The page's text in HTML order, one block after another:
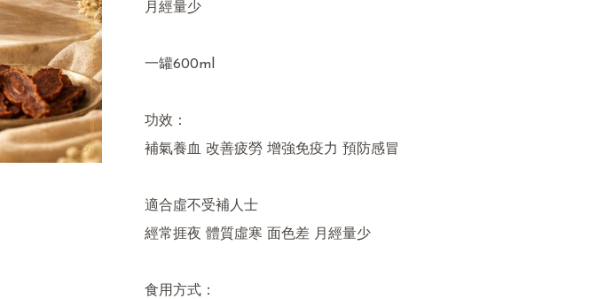
月經量少
一罐600ml
功效：
補氣養血 改善疲勞 增強免疫力 預防感冒
適合虛不受補人士
經常捱夜 體質虛寒 面色差 月經量少
食用方式：